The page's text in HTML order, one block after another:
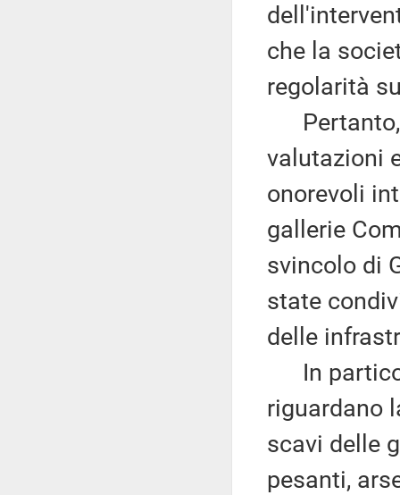
che la
regolarità
Pertanto,
valutazioni
onorevoli
gallerie
svincolo di
state
delle
In
riguardano
scavi delle
pesanti,